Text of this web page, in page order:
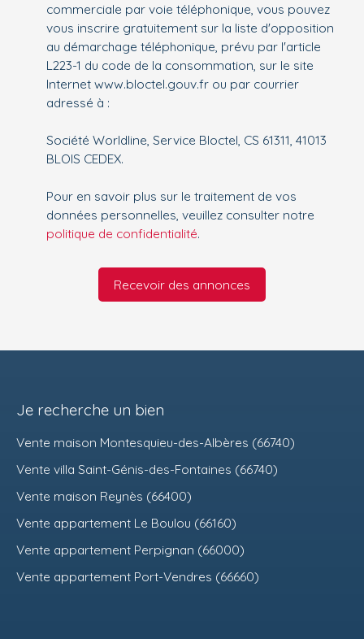
commerciale par voie téléphonique, vous pouvez
vous inscrire gratuitement sur la liste d'opposition
au démarchage téléphonique, prévu par l'article
L223-1 du code de la consommation, sur le site
Internet www.bloctel.gouv.fr ou par courrier
adressé à :
Société Worldline, Service Bloctel, CS 61311, 41013
BLOIS CEDEX.
Pour en savoir plus sur le traitement de vos
données personnelles, veuillez consulter notre
politique de confidentialité.
Recevoir des annonces
Je recherche un bien
Vente maison Montesquieu-des-Albères (66740)
Vente villa Saint-Génis-des-Fontaines (66740)
Vente maison Reynès (66400)
Vente appartement Le Boulou (66160)
Vente appartement Perpignan (66000)
Vente appartement Port-Vendres (66660)